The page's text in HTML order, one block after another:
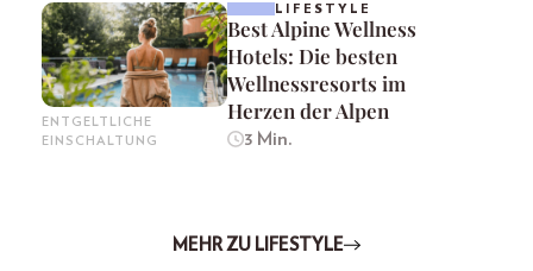
ENTGELTLICHE
EINSCHALTUNG
LIFESTYLE
Best Alpine Wellness
Hotels: Die besten
Wellnessresorts im
Herzen der Alpen
3 Min.
MEHR ZU LIFESTYLE